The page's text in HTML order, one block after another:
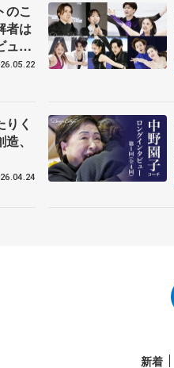
のこ
者は
ュー
人、
く
、
新着